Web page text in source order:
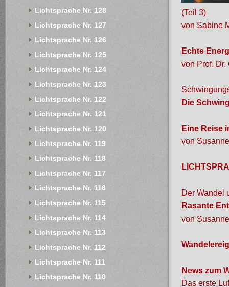
(Teil 3)
von Sabine
Echte
von Prof. Dr.
Die
Eine Reise
von
Der Wandel
Rasante
von
News zum
Das erste
Lichtsprache Nr. 128
Lichtsprache Nr. 127
Lichtsprache Nr. 126
Lichtsprache Nr. 125
Lichtsprache Nr. 124
Lichtsprache Nr. 123
Lichtsprache Nr. 122
Lichtsprache Nr. 121
Lichtsprache Nr. 120
Lichtsprache Nr. 119
Lichtsprache Nr. 118
Lichtsprache Nr. 117
Lichtsprache Nr. 116
Lichtsprache Nr. 115
Lichtsprache Nr. 114
Lichtsprache Nr. 113
Lichtsprache Nr. 112
Lichtsprache Nr. 111
Lichtsprache Nr. 110